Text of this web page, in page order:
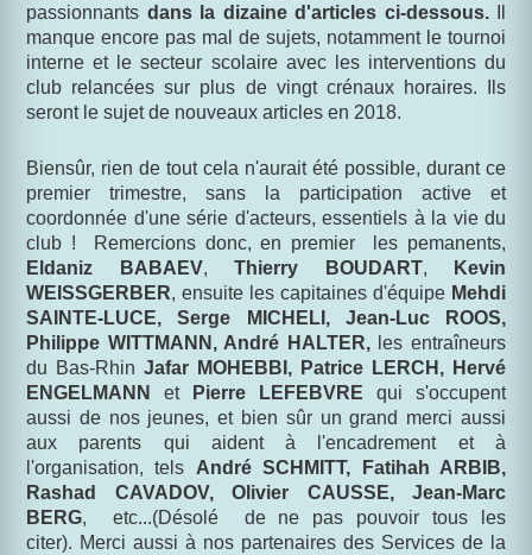
passionnants dans la dizaine d'articles ci-dessous.Il
manque encore pas mal de sujets, notamment le tournoi
interne et le secteur scolaire avec les interventions du
club relancées sur plus de vingt crénaux horaires. Ils
seront le sujet de nouveaux articles en 2018.
Biensûr, rien de tout cela n'aurait été possible, durant ce
premier trimestre, sans la participation active et
coordonnée d'une série d'acteurs, essentiels à la vie du
club ! Remercions donc, en premier les pemanents,
Eldaniz BABAEV, Thierry BOUDART,
Kevin
WEISSGERBER, ensuite les capitaines d'équipe Mehdi
SAINTE-LUCE, Serge MICHELI, Jean-Luc ROOS,
Philippe WITTMANN, André HALTER,les entraîneurs
du Bas-Rhin Jafar MOHEBBI, Patrice LERCH, Hervé
ENGELMANN
etPierre LEFEBVRE qui s'occupent
aussi de nos jeunes, et bien sûr un grand merci aussi
aux parents qui aident à l'encadrement et à
l'organisation, tels André SCHMITT, Fatihah ARBIB,
Rashad CAVADOV, Olivier CAUSSE, Jean-Marc
BERG, etc...(Désolé de ne pas pouvoir tous les
citer). Merci aussi à nos partenaires des Services de la